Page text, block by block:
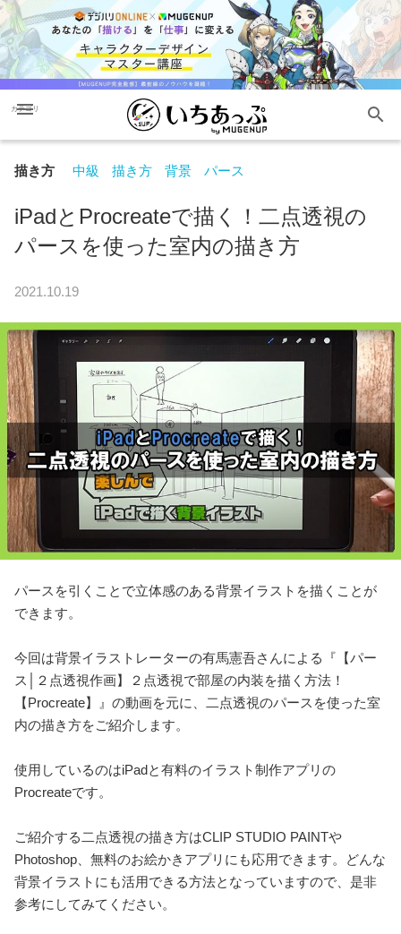
menu
カテゴリ search
描き方 中級 描き方 背景 パース
iPadとProcreateで描く！二点透視の
パースを使った室内の描き方
2021.10.19
パースを引くことで立体感のある背景イラストを描くことが
できます。
今回は背景イラストレーターの有馬憲吾さんによる『【パー
ス│２点透視作画】２点透視で部屋の内装を描く方法！
【Procreate】』の動画を元に、二点透視のパースを使った室
内の描き方をご紹介します。
使用しているのはiPadと有料のイラスト制作アプリの
Procreateです。
ご紹介する二点透視の描き方はCLIP STUDIO PAINTや
Photoshop、無料のお絵かきアプリにも応用できます。どんな
背景イラストにも活用できる方法となっていますので、是非
参考にしてみてください。